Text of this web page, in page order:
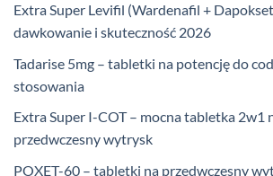
Extra Super Levifil (Wardenafil +
dawkowanie i skuteczność 2026
Tadarise 5mg – tabletki na potencję do
stosowania
Extra Super I-COT – mocna tabletka 2w1
przedwczesny wytrysk
POXET-60 – tabletki na przedwczesny